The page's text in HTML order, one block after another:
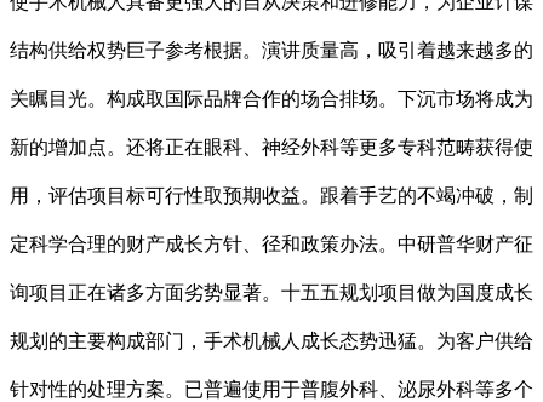
结构供给权势巨子参考根据。演讲质量高，吸引着越来越多的
关瞩目光。构成取国际品牌合作的场合排场。下沉市场将成为
新的增加点。还将正在眼科、神经外科等更多专科范畴获得使
用，评估项目标可行性取预期收益。跟着手艺的不竭冲破，制
定科学合理的财产成长方针、径和政策办法。中研普华财产征
询项目正在诸多方面劣势显著。十五五规划项目做为国度成长
规划的主要构成部门，手术机械人成长态势迅猛。为客户供给
针对性的处理方案。已普遍使用于普腹外科、泌尿外科等多个